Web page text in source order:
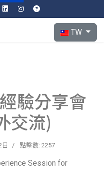
選擇你的語言
TW
驗分享會
交流)
點擊數: 2257
Session for